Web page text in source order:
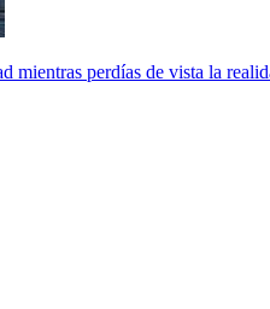
mientras perdías de vista la